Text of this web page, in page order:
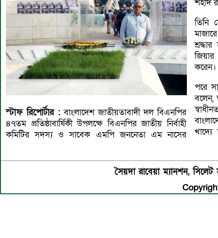
স্টাফরিপোর্টার : বাংলাদেশ জাতীয়তাবাদী দল বিএনপির
৪৭তম প্রতিষ্ঠাবার্ষিকী উপলক্ষে বিএনপির জাতীয় নির্বাহী
কমিটির সদস্য ও সাবেক এমপি জননেতা এম নাসের
শহীদ
তিনি
করেন।
পরে
বলেন,
সৈয়দা রাবেয়া ম্যানশন,